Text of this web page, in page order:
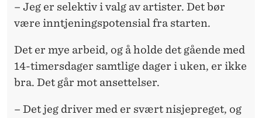
– Jeg er selektiv i valg av artister. Det bør
være inntjeningspotensial fra starten.
Det er mye arbeid, og å holde det gående med
14-timersdager samtlige dager i uken, er ikke
bra. Det går mot ansettelser.
– Det jeg driver med er svært nisjepreget, og